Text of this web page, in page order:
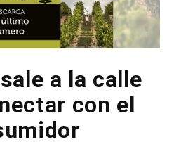
a la calle
con el